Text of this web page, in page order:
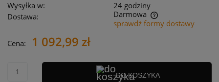
Wysyłka w:
24 godziny
Dostawa:
Darmowa
Cena nie zawiera ewentualnych kosztów płatności
sprawdź formy dostawy
Cena: 1 092,99 zł
DO KOSZYKA